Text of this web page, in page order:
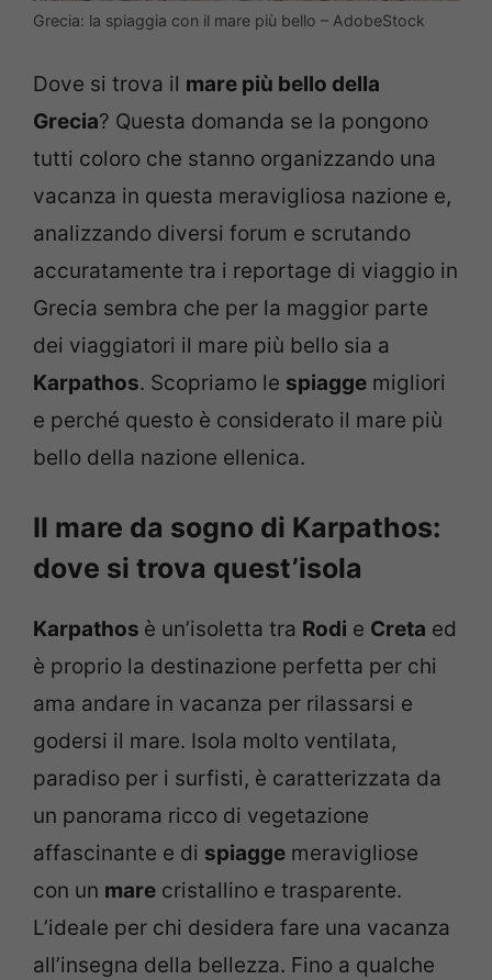
Grecia: la spiaggia con il mare più bello – AdobeStock
Dove si trova il mare più bello della
Grecia? Questa domanda se la pongono
tutti coloro che stanno organizzando una
vacanza in questa meravigliosa nazione e,
analizzando diversi forum e scrutando
accuratamente tra i reportage di viaggio in
Grecia sembra che per la maggior parte
dei viaggiatori il mare più bello sia a
Karpathos. Scopriamo le spiagge migliori
e perché questo è considerato il mare più
bello della nazione ellenica.
Il mare da sogno di Karpathos:
dove si trova quest’isola
Karpathos è un’isoletta tra Rodi e Creta ed
è proprio la destinazione perfetta per chi
ama andare in vacanza per rilassarsi e
godersi il mare. Isola molto ventilata,
paradiso per i surfisti, è caratterizzata da
un panorama ricco di vegetazione
affascinante e di spiagge meravigliose
con un mare cristallino e trasparente.
L’ideale per chi desidera fare una vacanza
all’insegna della bellezza. Fino a qualche